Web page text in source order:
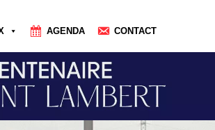
AGENDA CONTACT